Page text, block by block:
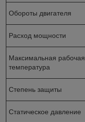
Обороты двигателя
Расход мощности
Максимальная рабочая
температура
Степень защиты
Статическое давление